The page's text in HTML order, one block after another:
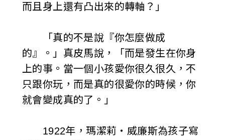
而且身上還有凸出來的轉軸？」
「真的不是說『你怎麼做成
的』。」真皮馬說，「而是發生在你身
上的事。當一個小孩愛你很久很久，不
只跟你玩，而是真的很愛你的時候，你
就會變成真的了。」
1922年，瑪潔莉‧威廉斯為孩子寫